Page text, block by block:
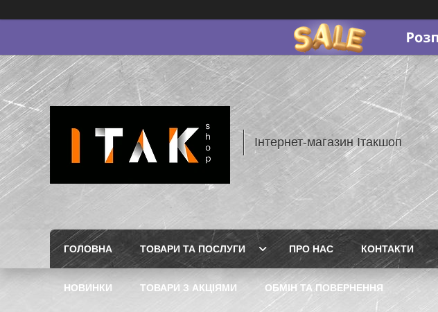
Інтернет-магазин Ітакшоп
ГОЛОВНА ТОВАРИ ТА ПОСЛУГИ ПРО НАС КОНТАКТИ
НОВИНКИ ТОВАРИ З АКЦІЯМИ ОБМІН ТА ПОВЕРНЕННЯ